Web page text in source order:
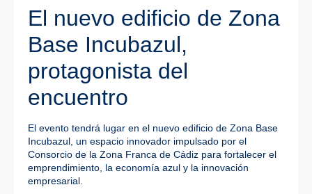
El nuevo edificio de Zona
Base Incubazul,
protagonista del
encuentro
El evento tendrá lugar en el nuevo edificio de Zona Base
Incubazul, un espacio innovador impulsado por el
Consorcio de la Zona Franca de Cádiz para fortalecer el
emprendimiento, la economía azul y la innovación
empresarial.